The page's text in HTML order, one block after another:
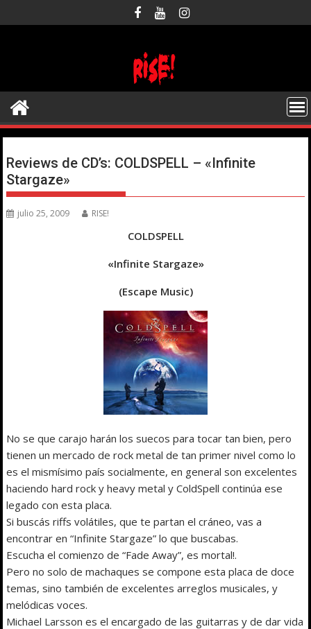
al
Reviews de CD’s: COLDSPELL – «Infinite
Stargaze»
julio 25, 2009 RISE!
COLDSPELL
«Infinite Stargaze»
(Escape Music)
No se que carajo harán los suecos para tocar tan bien, pero
tienen un mercado de rock metal de tan primer nivel como lo
es el mismísimo país socialmente, en general son excelentes
haciendo hard rock y heavy metal y ColdSpell continúa ese
legado con esta placa.
Si buscás riffs volátiles, que te partan el cráneo, vas a
encontrar en “Infinite Stargaze” lo que buscabas.
Escucha el comienzo de “Fade Away”, es mortal!.
Pero no solo de machaques se compone esta placa de doce
temas, sino también de excelentes arreglos musicales, y
melódicas voces.
Michael Larsson es el encargado de las guitarras y de dar vida